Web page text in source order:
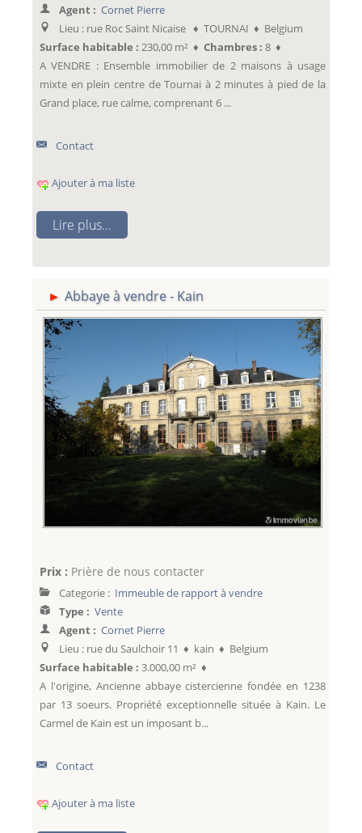
Agent : Cornet Pierre
Lieu : rue Roc Saint Nicaise ♦ TOURNAI ♦ Belgium
Surface habitable : 230,00 m² ♦ Chambres : 8 ♦
A VENDRE : Ensemble immobilier de 2 maisons à usage
mixte en plein centre de Tournai à 2 minutes à pied de la
Grand place, rue calme, comprenant 6 ...
Contact
Ajouter à ma liste
Lire plus...
Abbaye à vendre - Kain
Prix : Prière de nous contacter
Categorie : Immeuble de rapport à vendre
Type : Vente
Agent : Cornet Pierre
Lieu : rue du Saulchoir 11 ♦ kain ♦ Belgium
Surface habitable : 3.000,00 m² ♦
A l'origine, Ancienne abbaye cistercienne fondée en 1238
par 13 soeurs. Propriété exceptionnelle située à Kain. Le
Carmel de Kain est un imposant b...
Contact
Ajouter à ma liste